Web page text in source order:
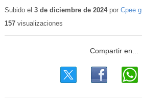
Subido el 3 de diciembre de 2024por Cpee
157visualizaciones